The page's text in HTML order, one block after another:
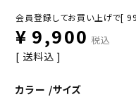
会員登録してお買い上げで[
¥ 9,900 税込
送料込
カラー サイズ